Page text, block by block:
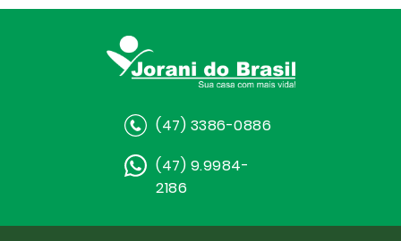
(47) 3386-0886
(47) 9.9984-
2186